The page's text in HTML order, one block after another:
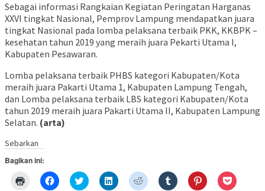
Sebagai informasi Rangkaian Kegiatan Peringatan Harganas
XXVI tingkat Nasional, Pemprov Lampung mendapatkan juara
tingkat Nasional pada lomba pelaksana terbaik PKK, KKBPK –
kesehatan tahun 2019 yang meraih juara Pekarti Utama I,
Kabupaten Pesawaran.
Lomba pelaksana terbaik PHBS kategori Kabupaten/Kota
meraih juara Pakarti Utama 1, Kabupaten Lampung Tengah,
dan Lomba pelaksana terbaik LBS kategori Kabupaten/Kota
tahun 2019 meraih juara Pakarti Utama II, Kabupaten Lampung
Selatan. (arta)
Sebarkan
Bagikan ini:
untuk
Klik
untuk
Klik
untuk
Klik
untuk
Klik
untuk
Klik
untuk
Klik
untuk
Klik
untuk